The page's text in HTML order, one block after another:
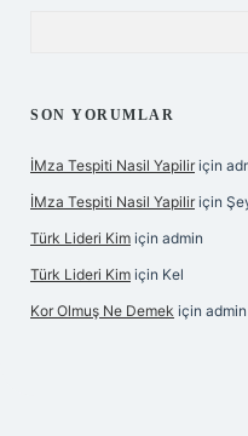
SON YORUMLAR
İMza Tespiti Nasil Yapilir için
İMza Tespiti Nasil Yapilir için
Türk Lideri Kim için admin
Türk Lideri Kim için Kel
Kor Olmuş Ne Demek için admin